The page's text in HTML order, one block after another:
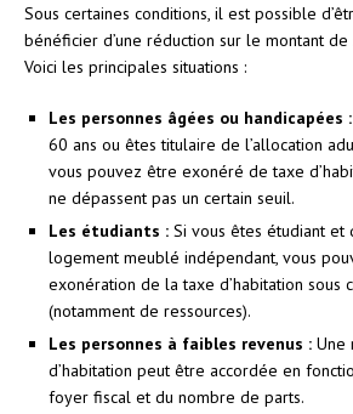
Sous certaines conditions, il est possible
bénéficier d’une réduction sur le montant de
Voici les principales situations :
Les personnes âgées ou handicapées :
60 ans ou êtes titulaire de l’allocation
vous pouvez être exonéré de taxe
ne dépassent pas un certain seuil.
Les étudiants : Si vous êtes étudiant et
logement meublé indépendant, vous
exonération de la taxe d’habitation sous
(notamment de ressources).
Les personnes à faibles revenus : Une
d’habitation peut être accordée en
foyer fiscal et du nombre de parts.